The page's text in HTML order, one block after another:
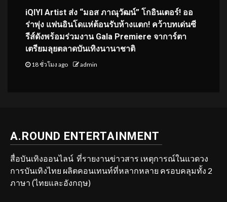
iQIYI Artist ส่ง “มอส ภาณุวัฒน์” โกอินเตอร์! ออ
ร่าพุ่ง แฟนอินโดแห่ต้อนรับห้างแตก! คว้าบทเด่นซี
รีส์ดังพร้อมร่วมงาน Gala Premiere จาการ์ตา
เตรียมลุยตลาดบันเทิงนานาชาติ
18 ชั่วโมง ago admin
A.ROUND ENTERTAINMENT
สื่อบันเทิงออนไลน์ ที่รายงานข่าวสาร เหตุการณ์ในแวดวง
การบันเทิงไทย ผลิตคอนเทนท์ที่หลากหลาย ครอบคลุมทั้ง 2
ภาษา (ไทยและอังกฤษ)